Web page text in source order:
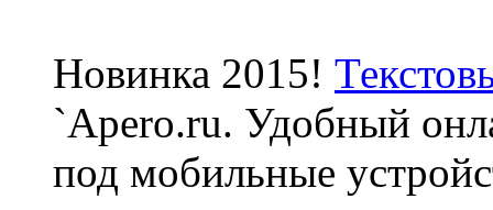
Новинка 2015!
`Apero.ru. Удобный
под мобильные